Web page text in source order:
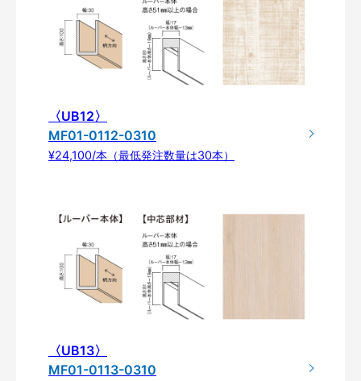
〈UB12〉
MF01-0112-0310
¥24,100/本（最低発注数量は30本）
〈UB13〉
MF01-0113-0310